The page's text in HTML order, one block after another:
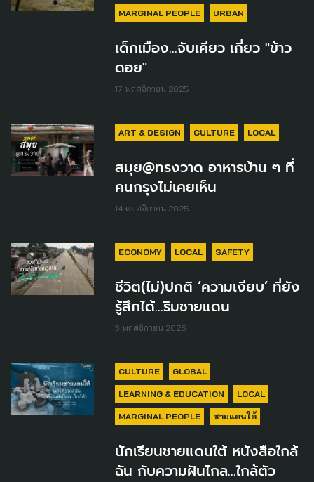
MARGINAL PEOPLE URBAN
เด็กเมือง...จับเคียว เกี่ยว "ข้าว
ดอย"
17 พฤศจิกายน 2025
ART & DESIGN CULTURE LOCAL
สมุย@ทรงวาด อาหารบ้าน ๆ ที่
คนกรุงไม่เคยเห็น
14 พฤศจิกายน 2025
ECONOMY LOCAL SAFETY
ชีวิต(ไม่)ปกติ ‘ความเงียบ’ ที่ยัง
รู้สึกได้…ริมชายแดน
3 พฤศจิกายน 2025
CULTURE GLOBAL
LEARNING & EDUCATION LOCAL
MARGINAL PEOPLE ชายแดนใต้
นักเรียนชายแดนใต้ หนังสือใกล้
ฉัน กับความฝันไกล...ใกล้ตัว